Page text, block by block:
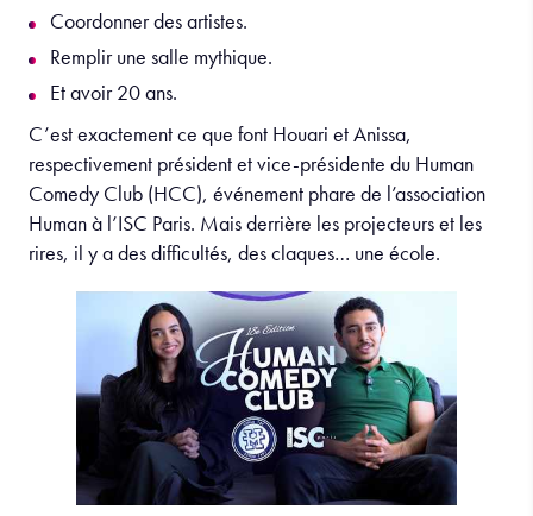
Coordonner des artistes.
Remplir une salle mythique.
Et avoir 20 ans.
C’est exactement ce que font Houari et Anissa,
respectivement président et vice-présidente du Human
Comedy Club (HCC), événement phare de l’association
Human à l’ISC Paris. Mais derrière les projecteurs et les
rires, il y a des difficultés, des claques… une école.